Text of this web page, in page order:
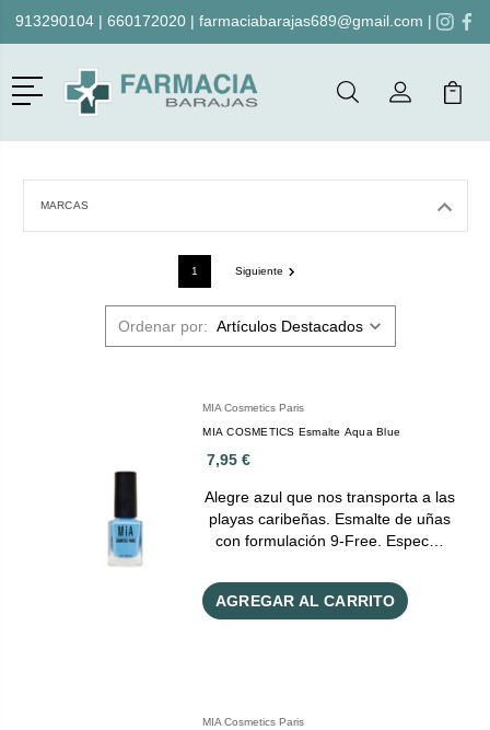
913290104| 660172020| farmaciabarajas689@gmail.com |
Menú
BuscarMi Cuenta
Mi
MARCAS
1 Siguiente
Ordenar por:
MIA Cosmetics Paris
MIA COSMETICS Esmalte Aqua Blue
7,95 €
Alegre azul que nos transporta a las
playas caribeñas. Esmalte de uñas
con formulación 9-Free. Espec…
AGREGAR AL CARRITO
MIA Cosmetics Paris